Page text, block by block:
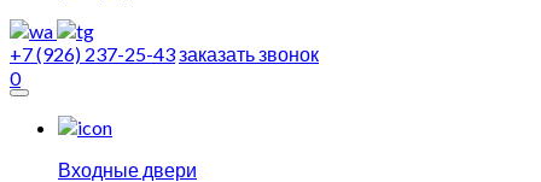
+7 (926) 237-25-43заказать звонок
0
Входные двери